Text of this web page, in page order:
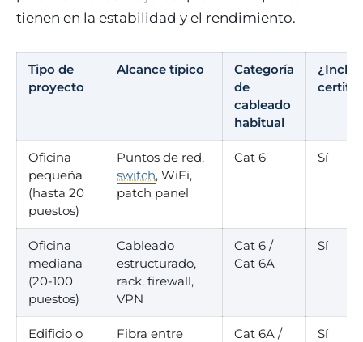
tienen en la estabilidad y el rendimiento.
Tipo de
proyecto
Alcance típico
Categoría
de
cableado
habitual
Oficina
pequeña
(hasta 20
puestos)
Puntos de red,
switch, WiFi,
patch panel
Cat 6 Sí
Oficina
mediana
(20-100
puestos)
Cableado
estructurado,
rack, firewall,
VPN
Cat 6 /
Cat 6A
Sí
Edificio o
Fibra entre
Cat 6A /
Sí